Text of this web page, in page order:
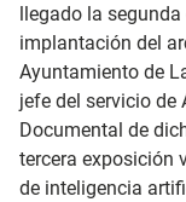
llegado la
implantación del
Ayuntamiento de
jefe del servicio de
Documental de
tercera exposición
de inteligencia